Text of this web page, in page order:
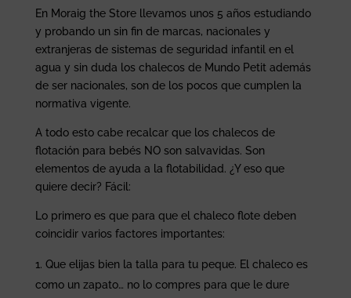
En Moraig the Store llevamos unos 5 años estudiando
y probando un sin fin de marcas, nacionales y
extranjeras de sistemas de seguridad infantil en el
agua y sin duda los chalecos de Mundo Petit además
de ser nacionales, son de los pocos que cumplen la
normativa vigente.
A todo esto cabe recalcar que los chalecos de
flotación para bebés NO son salvavidas. Son
elementos de ayuda a la flotabilidad. ¿Y eso que
quiere decir? Fácil:
Lo primero es que para que el chaleco flote deben
coincidir varios factores importantes:
Que elijas bien la talla para tu peque. El chaleco es
como un zapato… no lo compres para que le dure